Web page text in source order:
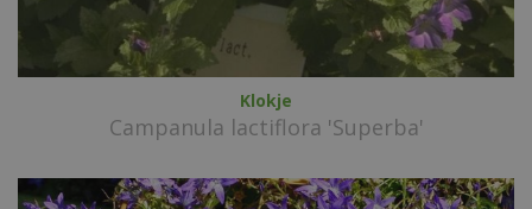
Klokje
Campanula lactiflora 'Superba'